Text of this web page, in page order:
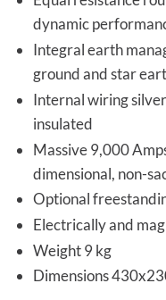
dynamic
Integral earth
ground and star
Internal wiring
insulated
Massive 9,000
dimensional, non-
Optional
Electrically and
Weight 9 kg
Dimensions